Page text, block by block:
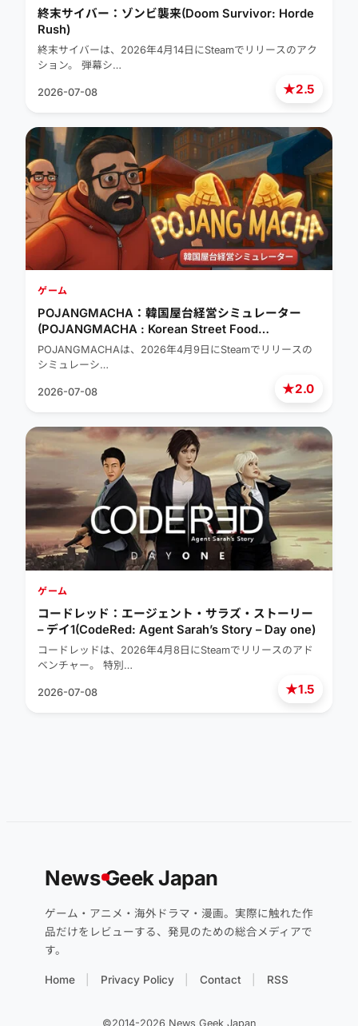
★2.5
終末サイバー：ゾンビ襲来(Doom Survivor: Horde
Rush)
終末サイバーは、2026年4月14日にSteamでリリースのアク
ション。 弾幕シ…
2026-07-08
★2.0
ゲーム
POJANGMACHA：韓国屋台経営シミュレーター
(POJANGMACHA : Korean Street Food
Management Simulator)
POJANGMACHAは、2026年4月9日にSteamでリリースの
シミュレーシ…
2026-07-08
★1.5
ゲーム
コードレッド：エージェント・サラズ・ストーリー
– デイ1(CodeRed: Agent Sarah’s Story – Day one)
コードレッドは、2026年4月8日にSteamでリリースのアド
ベンチャー。 特別…
2026-07-08
NewsGeek Japan
ゲーム・アニメ・海外ドラマ・漫画。実際に触れた作
品だけをレビューする、発見のための総合メディアで
す。
Home Privacy Policy Contact RSS
©2014-2026 News Geek Japan